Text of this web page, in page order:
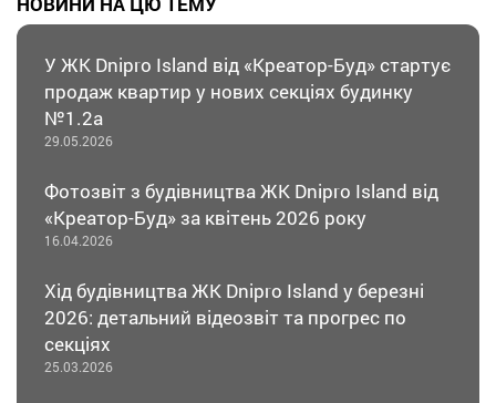
У ЖК Dnipro Island від «Креатор-Буд» стартує
продаж квартир у нових секціях будинку
№1.2а
29.05.2026
Фотозвіт з будівництва ЖК Dnipro Island від
«Креатор-Буд» за квітень 2026 року
16.04.2026
Хід будівництва ЖК Dnipro Island у березні
2026: детальний відеозвіт та прогрес по
секціях
25.03.2026